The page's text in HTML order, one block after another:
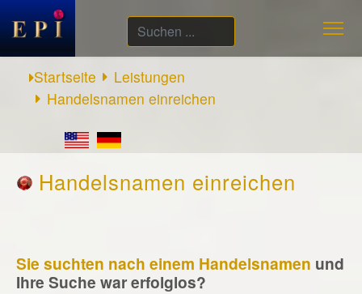
Suchen
...
Startseite
Leistungen
Handelsnamen einreichen
Handelsnamen einreichen
Sie suchten nach einem Handelsnamen und
Ihre Suche war erfolglos?